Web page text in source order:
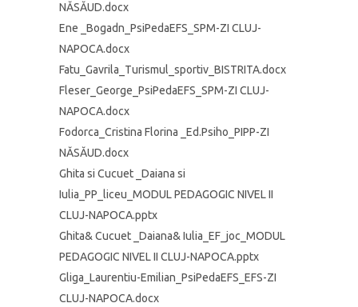
NĂSĂUD.docx
Ene _Bogadn_PsiPedaEFS_SPM-ZI CLUJ-
NAPOCA.docx
Fatu_Gavrila_Turismul_sportiv_BISTRITA.docx
Fleser_George_PsiPedaEFS_SPM-ZI CLUJ-
NAPOCA.docx
Fodorca_Cristina Florina _Ed.Psiho_PIPP-ZI
NĂSĂUD.docx
Ghita si Cucuet _Daiana si
Iulia_PP_liceu_MODUL PEDAGOGIC NIVEL II
CLUJ-NAPOCA.pptx
Ghita& Cucuet _Daiana& Iulia_EF_joc_MODUL
PEDAGOGIC NIVEL II CLUJ-NAPOCA.pptx
Gliga_Laurentiu-Emilian_PsiPedaEFS_EFS-ZI
CLUJ-NAPOCA.docx